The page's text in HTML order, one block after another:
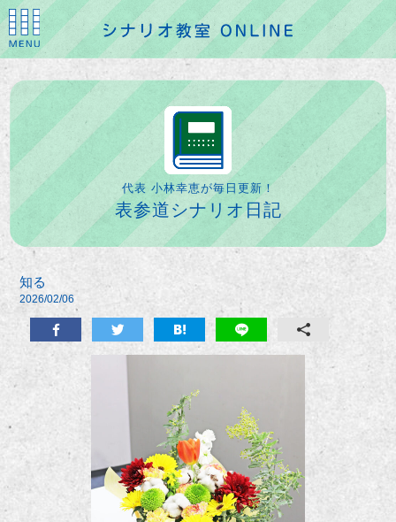
代表 小林幸恵が毎日更新！
表参道シナリオ日記
知る
2026/02/06